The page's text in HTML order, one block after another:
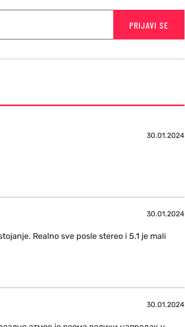
PRIJAVI SE
30.01.2024
30.01.2024
Realno sve posle stereo i 5.1 je mali
30.01.2024